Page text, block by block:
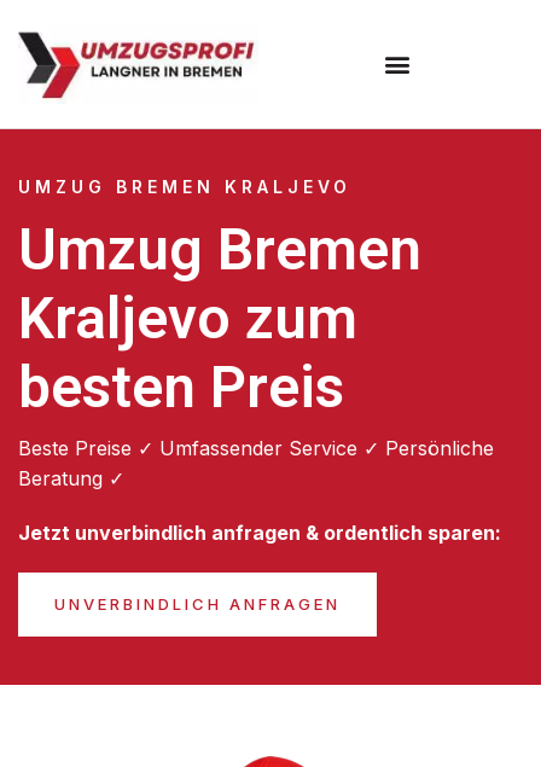
UMZUG BREMEN KRALJEVO
Umzug Bremen
Kraljevo zum
besten Preis
Beste Preise ✓ Umfassender Service ✓ Persönliche
Beratung ✓
Jetzt unverbindlich anfragen & ordentlich sparen:
UNVERBINDLICH ANFRAGEN